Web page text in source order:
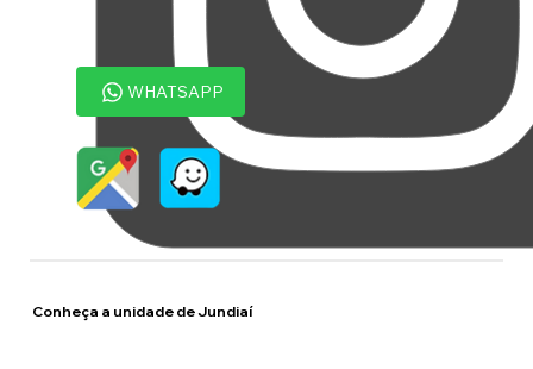
WHATSAPP
Conheça a unidade de Jundiaí